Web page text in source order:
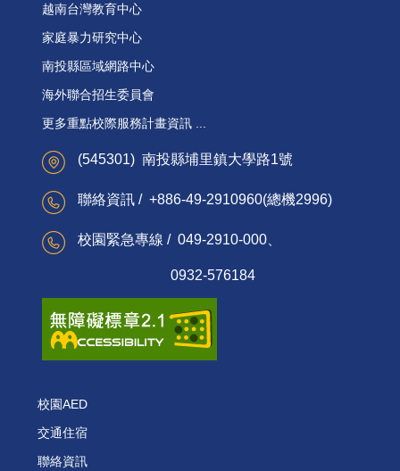
越南台灣教育中心
家庭暴力研究中心
南投縣區域網路中心
海外聯合招生委員會
更多重點校際服務計畫資訊 ...
(545301) 南投縣埔里鎮大學路1號
聯絡資訊 / +886-49-2910960(總機2996)
校園緊急專線 / 049-2910-000、
0932-576184
校園AED
交通住宿
聯絡資訊